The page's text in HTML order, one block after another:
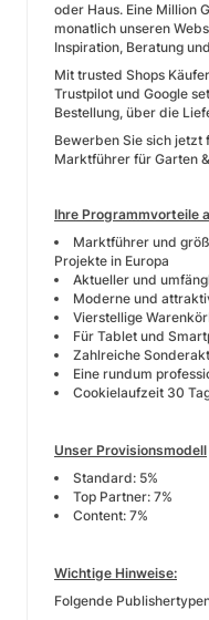
oder Haus. Eine Million
monatlich unseren
Inspiration, Beratung
Mit trusted Shops
Trustpilot und Google
Bestellung, über die
Bewerben Sie sich
Marktführer für Garten
Ihre Programmvorteile
Marktführer und
Projekte in Europa
Aktueller und
Moderne und
Vierstellige
Für Tablet und
Zahlreiche
Eine rundum
Cookielaufzeit 30
Unser Provisionsmodell
Standard: 5%
Top Partner: 7%
Content: 7%
Wichtige Hinweise:
Folgende